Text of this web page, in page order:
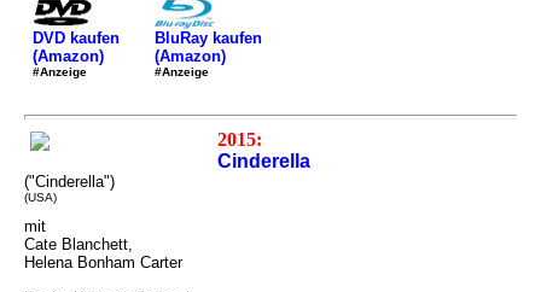
DVD kaufen
(Amazon)
#Anzeige
BluRay kaufen
(Amazon)
#Anzeige
2015:
Cinderella
("Cinderella")
(USA)
mit
Cate Blanchett,
Helena Bonham Carter